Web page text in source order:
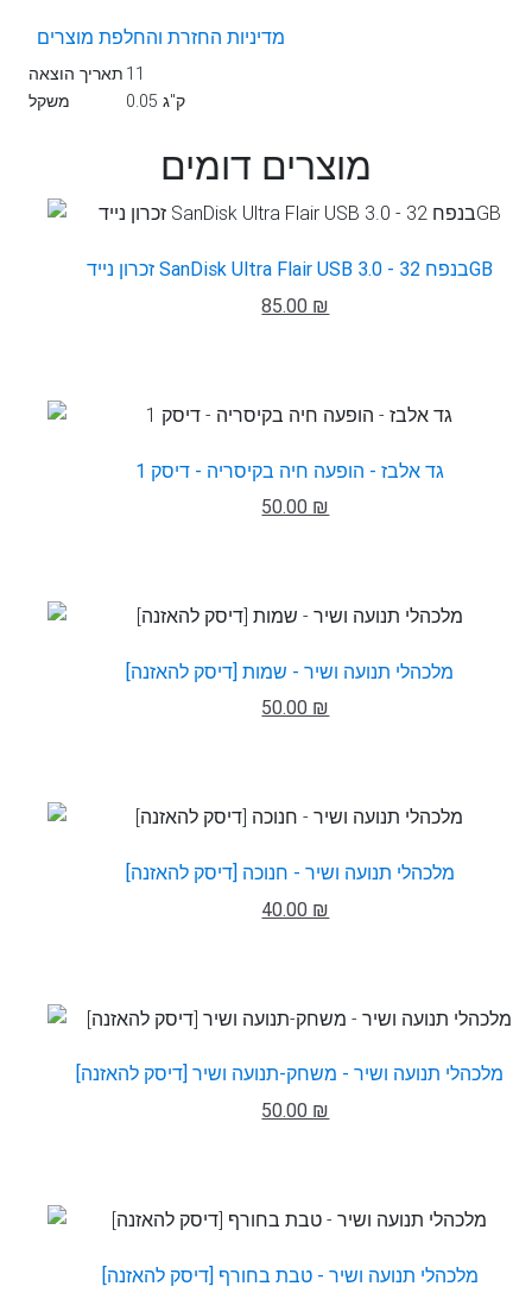
מדיניות החזרת והחלפת מוצרים
תאריך הוצאה 11
משקל
0.05 ק"ג
מוצרים דומים
זכרון נייד SanDisk Ultra Flair USB 3.0 - בנפח 32GB
85.00 ₪
גד אלבז - הופעה חיה בקיסריה - דיסק 1
50.00 ₪
מלכהלי תנועה ושיר - שמות [דיסק להאזנה]
50.00 ₪
מלכהלי תנועה ושיר - חנוכה [דיסק להאזנה]
40.00 ₪
מלכהלי תנועה ושיר - משחק-תנועה ושיר [דיסק להאזנה]
50.00 ₪
מלכהלי תנועה ושיר - טבת בחורף [דיסק להאזנה]